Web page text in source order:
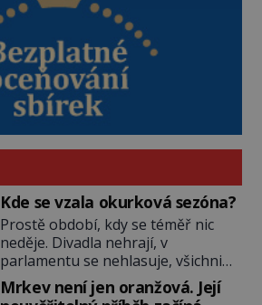
Kde se vzala okurková sezóna?
Prostě období, kdy se téměř nic
neděje. Divadla nehrají, v
parlamentu se nehlasuje, všichni
jsou na dovolené a média tak
nemají o čem mluvit a psát. A
Mrkev není jen oranžová. Její